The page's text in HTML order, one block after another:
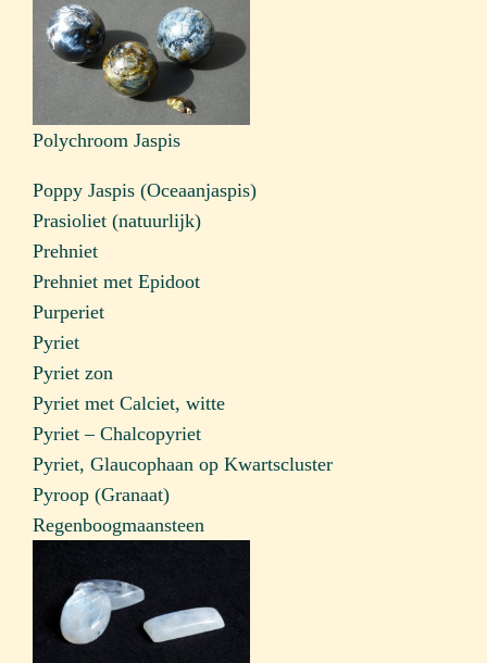
Polychroom Jaspis
Poppy Jaspis (Oceaanjaspis)
Prasioliet (natuurlijk)
Prehniet
Prehniet met Epidoot
Purperiet
Pyriet
Pyriet zon
Pyriet met Calciet, witte
Pyriet – Chalcopyriet
Pyriet, Glaucophaan op Kwartscluster
Pyroop (Granaat)
Regenboogmaansteen